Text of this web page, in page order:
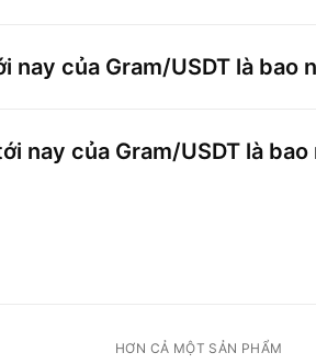
nay của Gram/USDT là bao
nay của Gram/USDT là bao
HƠN CẢ MỘT SẢN PHẨM